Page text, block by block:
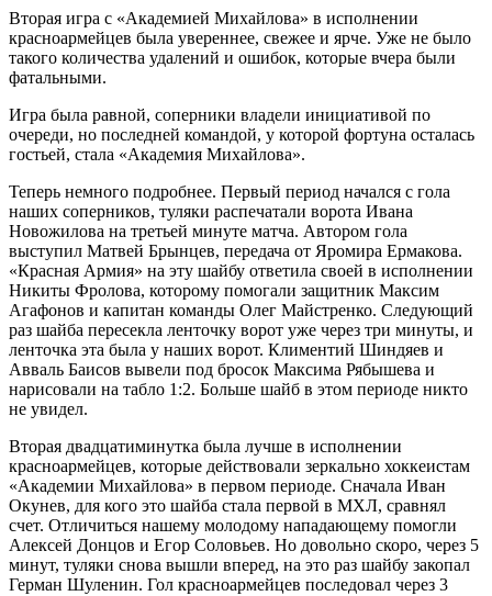
Вторая игра с «Академией Михайлова» в исполнении
красноармейцев была увереннее, свежее и ярче. Уже не было
такого количества удалений и ошибок, которые вчера были
фатальными.
Игра была равной, соперники владели инициативой по
очереди, но последней командой, у которой фортуна осталась
гостьей, стала «Академия Михайлова».
Теперь немного подробнее. Первый период начался с гола
наших соперников, туляки распечатали ворота Ивана
Новожилова на третьей минуте матча. Автором гола
выступил Матвей Брынцев, передача от Яромира Ермакова.
«Красная Армия» на эту шайбу ответила своей в исполнении
Никиты Фролова, которому помогали защитник Максим
Агафонов и капитан команды Олег Майстренко. Следующий
раз шайба пересекла ленточку ворот уже через три минуты, и
ленточка эта была у наших ворот. Климентий Шиндяев и
Авваль Баисов вывели под бросок Максима Рябышева и
нарисовали на табло 1:2. Больше шайб в этом периоде никто
не увидел.
Вторая двадцатиминутка была лучше в исполнении
красноармейцев, которые действовали зеркально хоккеистам
«Академии Михайлова» в первом периоде. Сначала Иван
Окунев, для кого это шайба стала первой в МХЛ, сравнял
счет. Отличиться нашему молодому нападающему помогли
Алексей Донцов и Егор Соловьев. Но довольно скоро, через 5
минут, туляки снова вышли вперед, на это раз шайбу закопал
Герман Шуленин. Гол красноармейцев последовал через 3